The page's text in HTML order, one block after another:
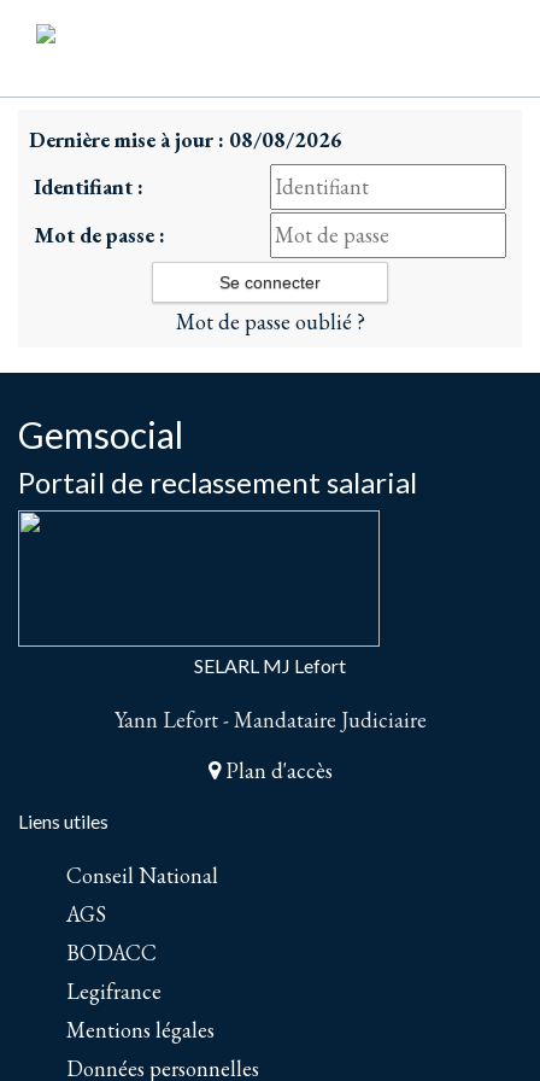
Dernière mise à jour : 08/08/2026
Identifiant :
Mot de passe :
Mot de passe oublié ?
Gemsocial
Portail de reclassement salarial
SELARL MJ Lefort
Yann Lefort - Mandataire Judiciaire
Plan d'accès
Liens utiles
Conseil National
AGS
BODACC
Legifrance
Mentions légales
Données personnelles